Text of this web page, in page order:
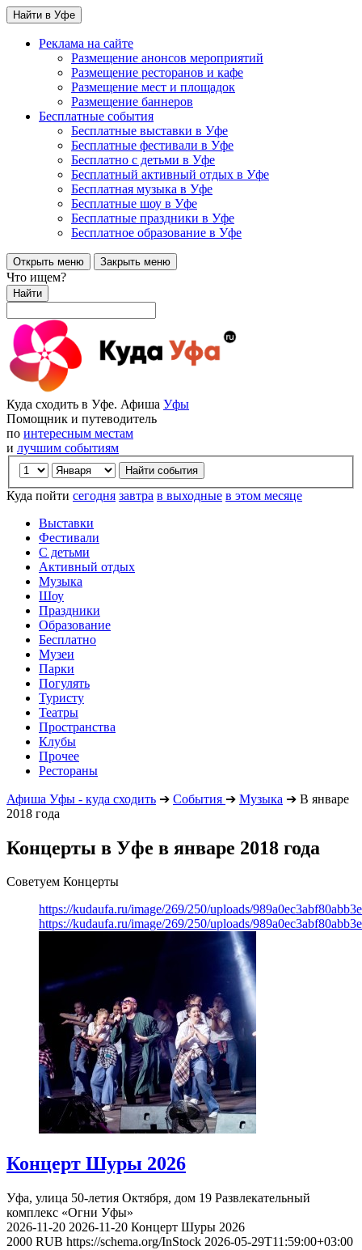
Найти в Уфе
Реклама на сайте
Размещение анонсов мероприятий
Размещение ресторанов и кафе
Размещение мест и площадок
Размещение баннеров
Бесплатные события
Бесплатные выставки в Уфе
Бесплатные фестивали в Уфе
Бесплатно с детьми в Уфе
Бесплатный активный отдых в Уфе
Бесплатная музыка в Уфе
Бесплатные шоу в Уфе
Бесплатные праздники в Уфе
Бесплатное образование в Уфе
Открыть меню Закрыть меню
Что ищем?
Найти
Куда сходить в Уфе. Афиша Уфы
Помощник и путеводитель
по интересным местам
и лучшим событиям
Куда пойти сегодня завтра в выходные в этом месяце
Выставки
Фестивали
С детьми
Активный отдых
Музыка
Шоу
Праздники
Образование
Бесплатно
Музеи
Парки
Погулять
Туристу
Театры
Пространства
Клубы
Прочее
Рестораны
Афиша Уфы - куда сходить ➔ События ➔ Музыка ➔ В январе
2018 года
Концерты в Уфе в январе 2018 года
Советуем Концерты
https://kudaufa.ru/image/269/250/uploads/
https://kudaufa.ru/image/269/250/uploads/
Концерт Шуры 2026
Уфа, улица 50-летия Октября, дом 19 Развлекательный
комплекс «Огни Уфы»
2026-11-20 2026-11-20 Концерт Шуры 2026
2000 RUB https://schema.org/InStock 2026-05-29T11:59:00+03:00